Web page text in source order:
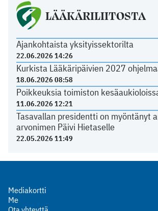
LÄÄKÄRILIITOSTA
Ajankohtaista yksityissektorilta
22.06.2026 14:26
Kurkista Lääkäripäivien 2027
18.06.2026 08:58
Poikkeuksia toimiston
11.06.2026 12:21
Tasavallan presidentti on myöntänyt
arvonimen Päivi Hietaselle
22.05.2026 11:49
Mediakortti
Me